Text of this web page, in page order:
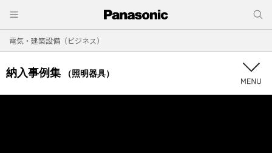
電気・建築設備（ビジネス）
納入事例集 （照明器具）